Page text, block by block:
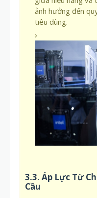
ảnh hưởng đến
tiêu dùng.
3.3. Áp Lực Từ
Cầu